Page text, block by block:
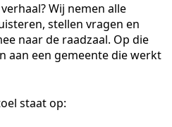
Wij nemen alle
stellen vragen en
naar de raadzaal. Op die
aan een gemeente die werkt
staat op: